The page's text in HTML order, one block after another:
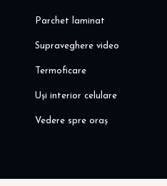
Parchet laminat
Supraveghere video
Termoficare
Uși interior celulare
Vedere spre oraș